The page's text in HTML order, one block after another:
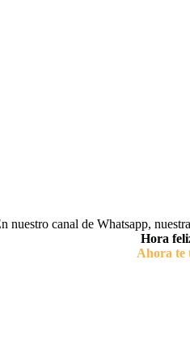
canal de Whatsapp,
Hora
Ahora te